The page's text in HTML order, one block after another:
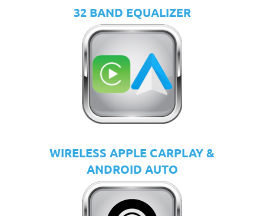
32 BAND EQUALIZER
WIRELESS APPLE CARPLAY &
ANDROID AUTO